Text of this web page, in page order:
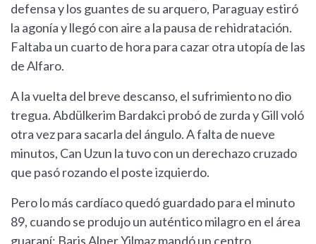
defensa y los guantes de su arquero, Paraguay estiró
la agonía y llegó con aire a la pausa de rehidratación.
Faltaba un cuarto de hora para cazar otra utopía de las
de Alfaro.
A la vuelta del breve descanso, el sufrimiento no dio
tregua. Abdülkerim Bardakci probó de zurda y Gill voló
otra vez para sacarla del ángulo. A falta de nueve
minutos, Can Uzun la tuvo con un derechazo cruzado
que pasó rozando el poste izquierdo.
Pero lo más cardíaco quedó guardado para el minuto
89, cuando se produjo un auténtico milagro en el área
guaraní: Baris Alper Yilmaz mandó un centro